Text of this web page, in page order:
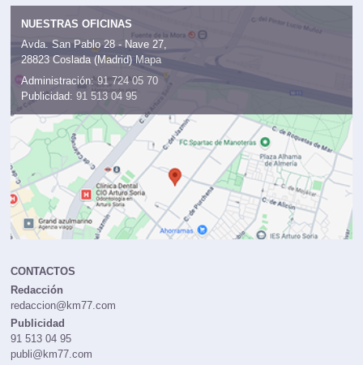
NUESTRAS OFICINAS
Avda. San Pablo 28 - Nave 27,
28823 Coslada (Madrid) Mapa
Administración: 91 724 05 70
Publicidad: 91 513 04 95
CONTACTOS
Redacción
redaccion@km77.com
Publicidad
91 513 04 95
publi@km77.com